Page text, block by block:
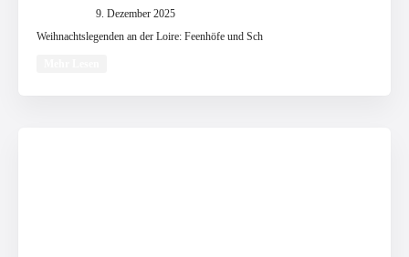
9. Dezember 2025
Weihnachtslegenden an der Loire: Feenhöfe und Sch